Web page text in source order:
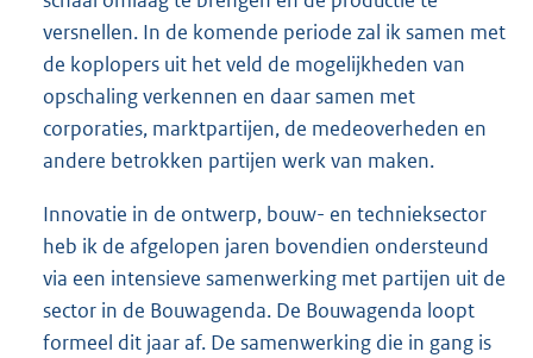
versnellen. In de komende periode zal ik samen met
de koplopers uit het veld de mogelijkheden van
opschaling verkennen en daar samen met
corporaties, marktpartijen, de medeoverheden en
andere betrokken partijen werk van maken.
Innovatie in de ontwerp, bouw- en technieksector
heb ik de afgelopen jaren bovendien ondersteund
via een intensieve samenwerking met partijen uit de
sector in de Bouwagenda. De Bouwagenda loopt
formeel dit jaar af. De samenwerking die in gang is